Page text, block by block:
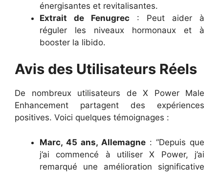
énergisantes et revitalisantes.
Extrait de Fenugrec : Peut aider à
réguler les niveaux hormonaux et à
booster la libido.
Avis des Utilisateurs Réels
De nombreux utilisateurs de X Power Male
Enhancement partagent des expériences
positives. Voici quelques témoignages :
Marc, 45 ans, Allemagne : “Depuis que
j’ai commencé à utiliser X Power, j’ai
remarqué une amélioration significative